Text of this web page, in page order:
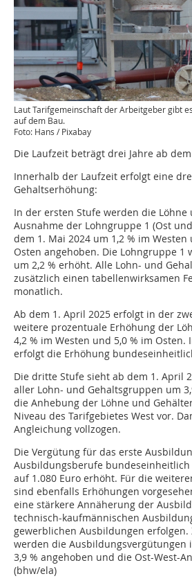
Laut Tarifgemeinschaft der Arbeitgeber gibt
auf dem Bau.
Foto: Hans / Pixabay
Die Laufzeit beträgt drei Jahre ab
Innerhalb der Laufzeit erfolgt eine
Gehaltserhöhung:
In der ersten Stufe werden die
Ausnahme der Lohngruppe 1 (Ost
dem 1. Mai 2024 um 1,2 % im Westen
Osten angehoben. Die Lohngruppe
um 2,2 % erhöht. Alle Lohn- und
zusätzlich einen tabellenwirksamen
monatlich.
Ab dem 1. April 2025 erfolgt in der
weitere prozentuale Erhöhung der
4,2 % im Westen und 5,0 % im
erfolgt die Erhöhung
Die dritte Stufe sieht ab dem 1. April
aller Lohn- und Gehaltsgruppen um
die Anhebung der Löhne und
Niveau des Tarifgebietes West vor.
Angleichung vollzogen.
Die Vergütung für das erste
Ausbildungsberufe bundeseinheitlich
auf 1.080 Euro erhöht. Für die
sind ebenfalls Erhöhungen
eine stärkere Annäherung der
technisch-kaufmännischen
gewerblichen Ausbildungen erfolgen.
werden die Ausbildungsvergütungen
3,9 % angehoben und die Ost-West-
(bhw/ela)